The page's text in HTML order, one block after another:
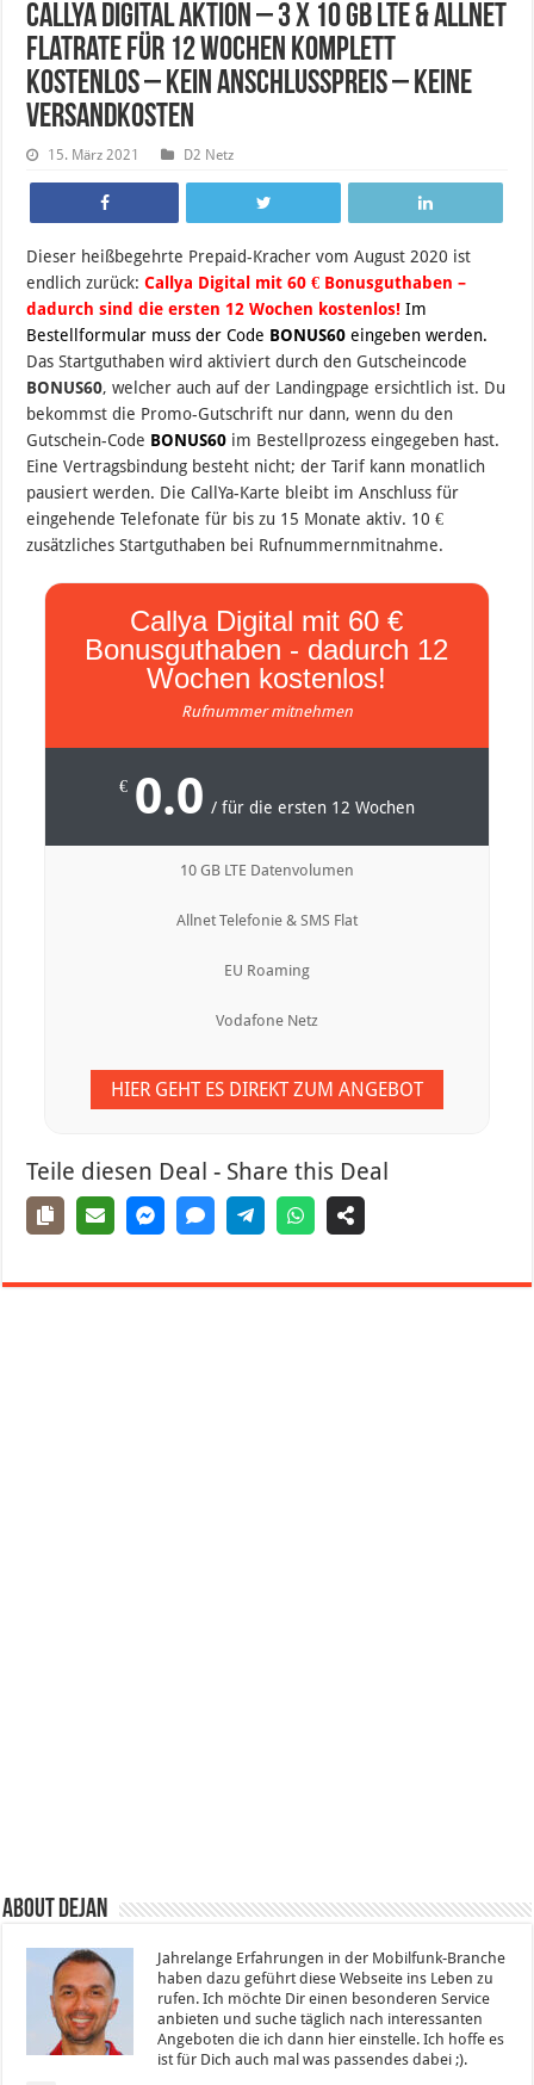
CallYa Digital Aktion – 3 x 10 GB LTE & Allnet
Flatrate für 12 Wochen komplett
kostenlos – kein Anschlusspreis – keine
Versandkosten
15. März 2021 D2 Netz
Dieser heißbegehrte Prepaid-Kracher vom August 2020 ist
endlich zurück:Callya Digital mit 60 € Bonusguthaben –
dadurch sind die ersten 12 Wochen kostenlos!Im
Bestellformular muss der Code BONUS60 eingeben werden.
Das Startguthaben wird aktiviert durch den Gutscheincode
BONUS60, welcher auch auf der Landingpage ersichtlich ist. Du
bekommst die Promo-Gutschrift nur dann, wenn du den
Gutschein-Code BONUS60 im Bestellprozess eingegeben hast.
Eine Vertragsbindung besteht nicht; der Tarif kann monatlich
pausiert werden. Die CallYa-Karte bleibt im Anschluss für
eingehende Telefonate für bis zu 15 Monate aktiv. 10 €
zusätzliches Startguthaben bei Rufnummernmitnahme.
Callya Digital mit 60 €
Bonusguthaben - dadurch 12
Wochen kostenlos!
Rufnummer mitnehmen
€ 0.0 / für die ersten 12 Wochen
10 GB LTE Datenvolumen
Allnet Telefonie & SMS Flat
EU Roaming
Vodafone Netz
HIER GEHT ES DIREKT ZUM ANGEBOT
Teile diesen Deal - Share this Deal
About Dejan
Jahrelange Erfahrungen in der Mobilfunk-Branche
haben dazu geführt diese Webseite ins Leben zu
rufen. Ich möchte Dir einen besonderen Service
anbieten und suche täglich nach interessanten
Angeboten die ich dann hier einstelle. Ich hoffe es
ist für Dich auch mal was passendes dabei ;).